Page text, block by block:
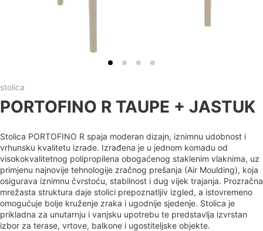
stolica
PORTOFINO R TAUPE + JASTUK
Stolica PORTOFINO R spaja moderan dizajn, iznimnu udobnost i
vrhunsku kvalitetu izrade. Izrađena je u jednom komadu od
visokokvalitetnog polipropilena obogaćenog staklenim vlaknima, uz
primjenu najnovije tehnologije zračnog prešanja (Air Moulding), koja
osigurava iznimnu čvrstoću, stabilnost i dug vijek trajanja. Prozračna
mrežasta struktura daje stolici prepoznatljiv izgled, a istovremeno
omogućuje bolje kruženje zraka i ugodnije sjedenje. Stolica je
prikladna za unutarnju i vanjsku upotrebu te predstavlja izvrstan
izbor za terase, vrtove, balkone i ugostiteljske objekte.